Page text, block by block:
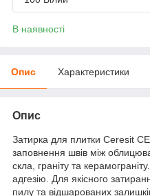
В наявності
Опис Характеристики
Опис
Затирка для плитки Ceresit
заповнення швів між
скла, граніту та
адгезію. Для якісного
пилу та відшарованих